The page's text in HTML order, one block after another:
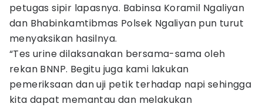
petugas sipir lapasnya. Babinsa Koramil Ngaliyan
dan Bhabinkamtibmas Polsek Ngaliyan pun turut
menyaksikan hasilnya.
“Tes urine dilaksanakan bersama-sama oleh
rekan BNNP. Begitu juga kami lakukan
pemeriksaan dan uji petik terhadap napi sehingga
kita dapat memantau dan melakukan